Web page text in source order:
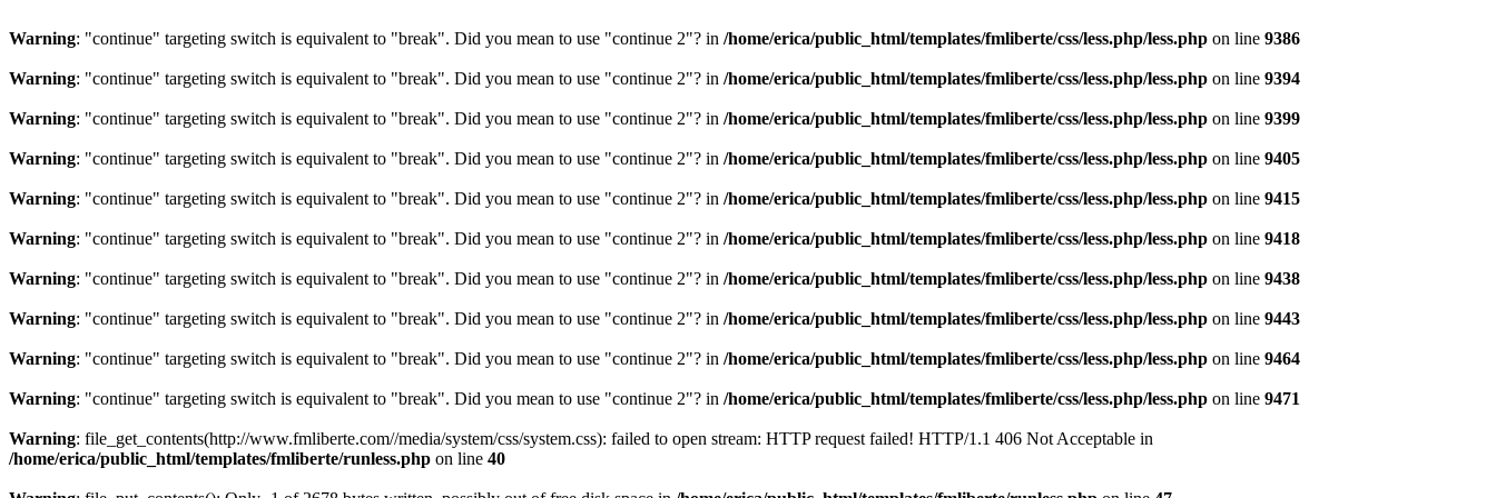
Warning: "continue" targeting switch is equivalent to "break". Did you mean to use "continue 2"? in /home/erica/public_html/templates/fmliberte/css/less.php/less.php on line 9386
Warning: "continue" targeting switch is equivalent to "break". Did you mean to use "continue 2"? in /home/erica/public_html/templates/fmliberte/css/less.php/less.php on line 9394
Warning: "continue" targeting switch is equivalent to "break". Did you mean to use "continue 2"? in /home/erica/public_html/templates/fmliberte/css/less.php/less.php on line 9399
Warning: "continue" targeting switch is equivalent to "break". Did you mean to use "continue 2"? in /home/erica/public_html/templates/fmliberte/css/less.php/less.php on line 9405
Warning: "continue" targeting switch is equivalent to "break". Did you mean to use "continue 2"? in /home/erica/public_html/templates/fmliberte/css/less.php/less.php on line 9415
Warning: "continue" targeting switch is equivalent to "break". Did you mean to use "continue 2"? in /home/erica/public_html/templates/fmliberte/css/less.php/less.php on line 9418
Warning: "continue" targeting switch is equivalent to "break". Did you mean to use "continue 2"? in /home/erica/public_html/templates/fmliberte/css/less.php/less.php on line 9438
Warning: "continue" targeting switch is equivalent to "break". Did you mean to use "continue 2"? in /home/erica/public_html/templates/fmliberte/css/less.php/less.php on line 9443
Warning: "continue" targeting switch is equivalent to "break". Did you mean to use "continue 2"? in /home/erica/public_html/templates/fmliberte/css/less.php/less.php on line 9464
Warning: "continue" targeting switch is equivalent to "break". Did you mean to use "continue 2"? in /home/erica/public_html/templates/fmliberte/css/less.php/less.php on line 9471
Warning: file_get_contents(http://www.fmliberte.com//media/system/css/system.css): failed to open stream: HTTP request failed! HTTP/1.1 406 Not Acceptable in
/home/erica/public_html/templates/fmliberte/runless.php on line 40